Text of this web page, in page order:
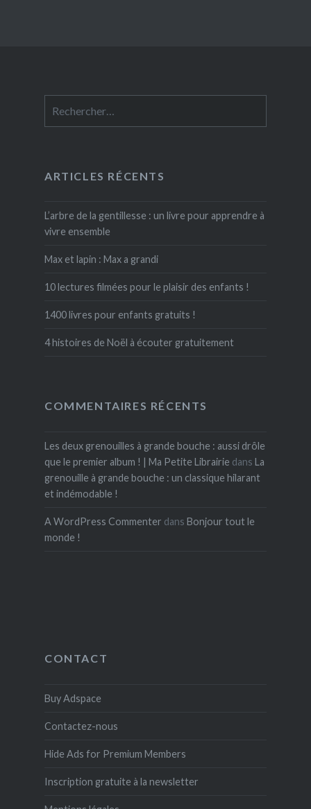
ARTICLES RÉCENTS
L’arbre de la gentillesse : un livre pour apprendre à
vivre ensemble
Max et lapin : Max a grandi
10 lectures filmées pour le plaisir des enfants !
1400 livres pour enfants gratuits !
4 histoires de Noël à écouter gratuitement
COMMENTAIRES RÉCENTS
Les deux grenouilles à grande bouche : aussi drôle
que le premier album ! | Ma Petite Librairie dans La
grenouille à grande bouche : un classique hilarant
et indémodable !
A WordPress Commenter dans Bonjour tout le
monde !
CONTACT
Buy Adspace
Contactez-nous
Hide Ads for Premium Members
Inscription gratuite à la newsletter